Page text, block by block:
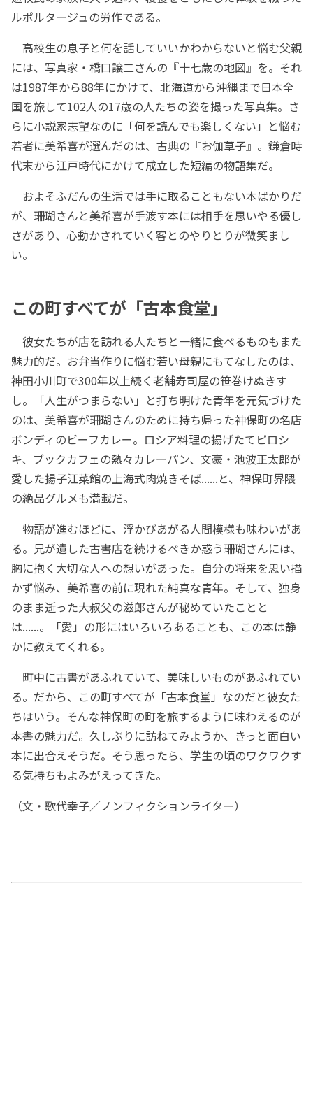
ルポルタージュの労作である。
高校生の息子と何を話していいかわからないと悩む父親
には、写真家・橋口譲二さんの『十七歳の地図』を。それ
は1987年から88年にかけて、北海道から沖縄まで日本全
国を旅して102人の17歳の人たちの姿を撮った写真集。さ
らに小説家志望なのに「何を読んでも楽しくない」と悩む
若者に美希喜が選んだのは、古典の『お伽草子』。鎌倉時
代末から江戸時代にかけて成立した短編の物語集だ。
およそふだんの生活では手に取ることもない本ばかりだ
が、珊瑚さんと美希喜が手渡す本には相手を思いやる優し
さがあり、心動かされていく客とのやりとりが微笑まし
い。
この町すべてが「古本食堂」
彼女たちが店を訪れる人たちと一緒に食べるものもまた
魅力的だ。お弁当作りに悩む若い母親にもてなしたのは、
神田小川町で300年以上続く老舗寿司屋の笹巻けぬきす
し。「人生がつまらない」と打ち明けた青年を元気づけた
のは、美希喜が珊瑚さんのために持ち帰った神保町の名店
ボンディのビーフカレー。ロシア料理の揚げたてピロシ
キ、ブックカフェの熱々カレーパン、文豪・池波正太郎が
愛した揚子江菜館の上海式肉焼きそば......と、神保町界隈
の絶品グルメも満載だ。
物語が進むほどに、浮かびあがる人間模様も味わいがあ
る。兄が遺した古書店を続けるべきか惑う珊瑚さんには、
胸に抱く大切な人への想いがあった。自分の将来を思い描
かず悩み、美希喜の前に現れた純真な青年。そして、独身
のまま逝った大叔父の滋郎さんが秘めていたことと
は......。「愛」の形にはいろいろあることも、この本は静
かに教えてくれる。
町中に古書があふれていて、美味しいものがあふれてい
る。だから、この町すべてが「古本食堂」なのだと彼女た
ちはいう。そんな神保町の町を旅するように味わえるのが
本書の魅力だ。久しぶりに訪ねてみようか、きっと面白い
本に出合えそうだ。そう思ったら、学生の頃のワクワクす
る気持ちもよみがえってきた。
（文・歌代幸子／ノンフィクションライター）